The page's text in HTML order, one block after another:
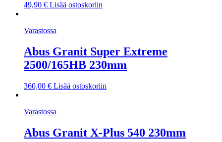
49,90 € Lisää ostoskoriin
Varastossa
Abus Granit Super Extreme
2500/165HB 230mm
360,00 € Lisää ostoskoriin
Varastossa
Abus Granit X-Plus 540 230mm